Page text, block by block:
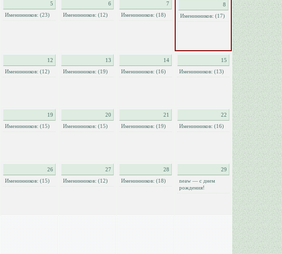
5
Именинников: (23)
6
Именинников: (12)
7
Именинников: (18)
8
Именинников: (17)
12
Именинников: (12)
13
Именинников: (19)
14
Именинников: (16)
15
Именинников: (13)
19
Именинников: (15)
20
Именинников: (15)
21
Именинников: (19)
22
Именинников: (16)
26
Именинников: (15)
27
Именинников: (12)
28
Именинников: (18)
29
neaw — с днем
рождения!